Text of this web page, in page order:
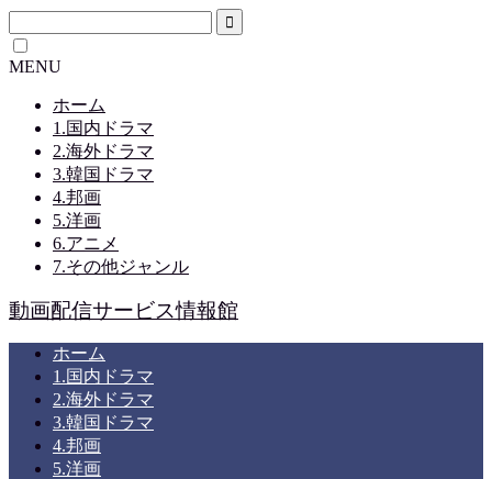
MENU
ホーム
1.国内ドラマ
2.海外ドラマ
3.韓国ドラマ
4.邦画
5.洋画
6.アニメ
7.その他ジャンル
動画配信サービス情報館
ホーム
1.国内ドラマ
2.海外ドラマ
3.韓国ドラマ
4.邦画
5.洋画